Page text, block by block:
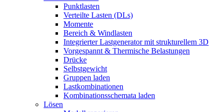
Punktlasten
Verteilte Lasten (DLs)
Momente
Bereich & Windlasten
Integrierter Lastgenerator mit strukturellem 3D
Vorgespannt & Thermische Belastungen
Drücke
Selbstgewicht
Gruppen laden
Lastkombinationen
Kombinationsschemata laden
Lösen